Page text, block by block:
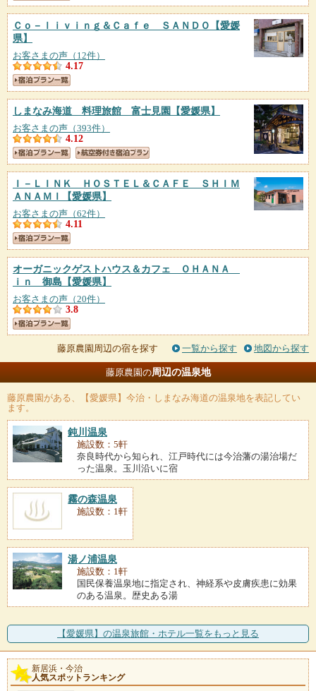
Ｃｏ－ｌｉｖｉｎｇ＆Ｃａｆｅ ＳＡＮＤＯ
【愛媛
県】
お客さまの声（12件）
4.17
しまなみ海道 料理旅館 富士見園 【愛媛県】
お客さまの声（393件）
4.12
Ｉ－ＬＩＮＫ ＨＯＳＴＥＬ＆ＣＡＦＥ ＳＨＩＭ
ＡＮＡＭＩ
【愛媛県】
お客さまの声（62件）
4.11
オーガニックゲストハウス＆カフェ ＯＨＡＮＡ
ｉｎ 御島 【愛媛県】
お客さまの声（20件）
3.8
藤原農園周辺の宿を探す 一覧から探す 地図から探す
藤原農園の周辺の温泉地
藤原農園 がある、【愛媛県】今治・しまなみ海道の温泉地を表記してい
ます。
鈍川温泉
施設数：5軒
奈良時代から知られ、江戸時代には今治藩の湯治場だ
った温泉。玉川沿いに宿
霧の森温泉
施設数：1軒
湯ノ浦温泉
施設数：1軒
国民保養温泉地に指定され、神経系や皮膚疾患に効果
のある温泉。歴史ある湯
【愛媛県】の温泉旅館・ホテル一覧をもっと見る
新居浜・今治
人気スポットランキング